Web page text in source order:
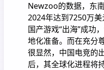
Newzoo的数据，东
2024年达到7250万
国产游戏“出海”成功
地化准备。而在充分
很显然，中国电竞的
后，其全球化进程将